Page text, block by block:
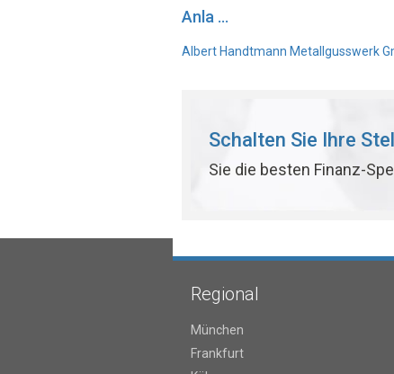
Anla ...
Albert Handtmann Metallgusswerk
Schalten Sie Ihre
Sie die besten Finanz-
Regional
München
Frankfurt